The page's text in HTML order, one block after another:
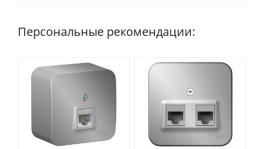
Персональные рекомендации: